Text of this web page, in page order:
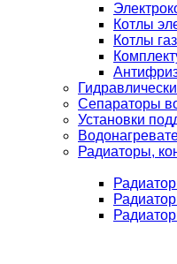
Котлы
Котлы
Сепараторы
Установки
Радиаторы,